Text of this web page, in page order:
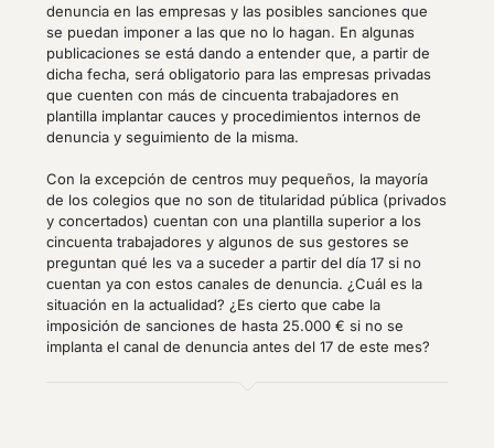
denuncia en las empresas y las posibles sanciones que
se puedan imponer a las que no lo hagan. En algunas
publicaciones se está dando a entender que, a partir de
dicha fecha, será obligatorio para las empresas privadas
que cuenten con más de cincuenta trabajadores en
plantilla implantar cauces y procedimientos internos de
denuncia y seguimiento de la misma.
Con la excepción de centros muy pequeños, la mayoría
de los colegios que no son de titularidad pública (privados
y concertados) cuentan con una plantilla superior a los
cincuenta trabajadores y algunos de sus gestores se
preguntan qué les va a suceder a partir del día 17 si no
cuentan ya con estos canales de denuncia. ¿Cuál es la
situación en la actualidad? ¿Es cierto que cabe la
imposición de sanciones de hasta 25.000 € si no se
implanta el canal de denuncia antes del 17 de este mes?